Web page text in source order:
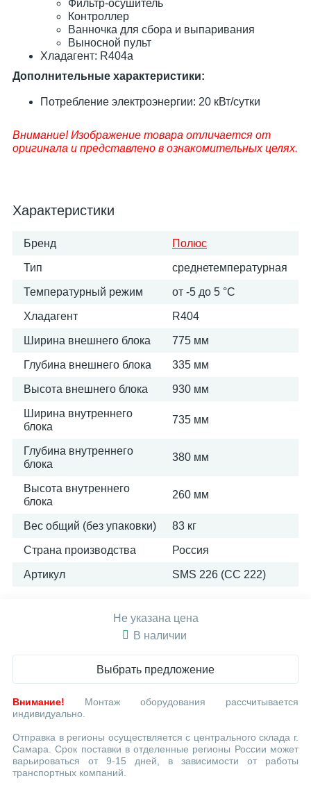
Фильтр-осушитель
Контроллер
Ванночка для сбора и выпаривания
Выносной пульт
Хладагент: R404a
Дополнительные характеристики:
Потребление электроэнергии: 20 кВт/сутки​
Внимание! Изображение товара отличается от
оригинала и представлено в ознакомительных целях.
Характеристики
Бренд Полюс
Тип среднетемпературная
Температурный режим от -5 до 5 °C
Хладагент R404
Ширина внешнего блока 775 мм
Глубина внешнего блока 335 мм
Высота внешнего блока 930 мм
Ширина внутреннего
блока
735 мм
Глубина внутреннего
блока
380 мм
Высота внутреннего
блока
260 мм
Вес общий (без упаковки) 83 кг
Страна производства Россия
Артикул SMS 226 (СС 222)
Не указана цена
В наличии
Выбрать предложение
Внимание! Монтаж оборудования рассчитывается
индивидуально.
Отправка в регионы осуществляется с центрального склада г.
Самара. Срок поставки в отделенные регионы России может
варьироваться от 9-15 дней, в зависимости от работы
транспортных компаний.